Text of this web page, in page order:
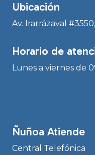
Ubicación
Av. Irarrázaval
Horario de
Lunes a viernes de
Ñuñoa Atiende
Central Telefónica